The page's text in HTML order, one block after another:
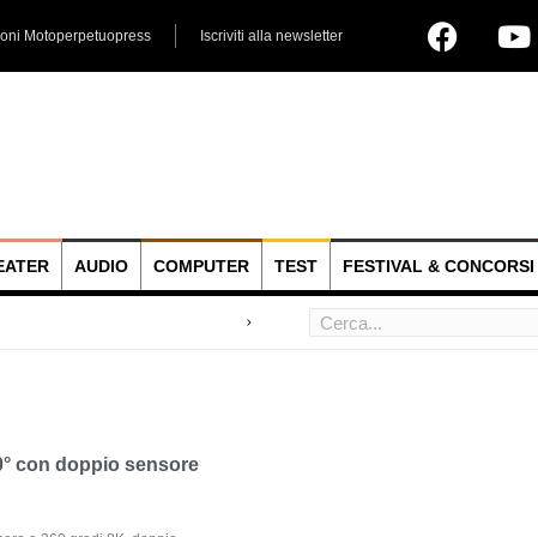
Motoperpetuopress Iscriviti alla newsletter
AUDIO COMPUTER TEST FESTIVAL & CONCORSI
con doppio sensore